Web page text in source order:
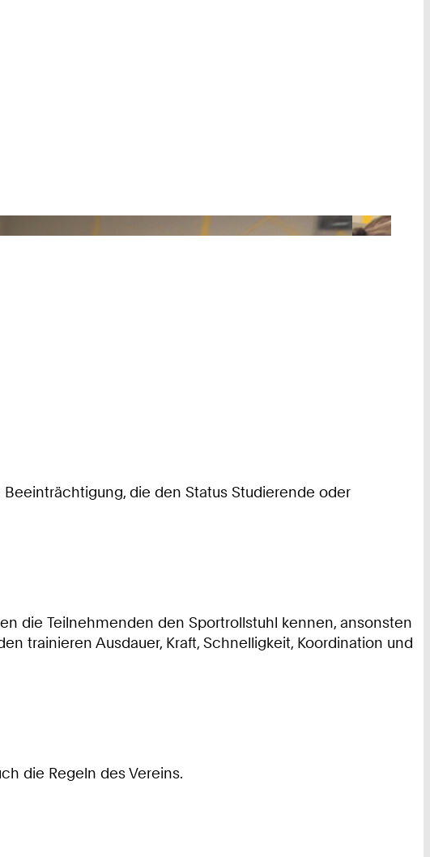
die den Status Studierende oder
die Teilnehmenden den Sportrollstuhl kennen, ansonsten
trainieren Ausdauer, Kraft, Schnelligkeit, Koordination und
die Regeln des Vereins.